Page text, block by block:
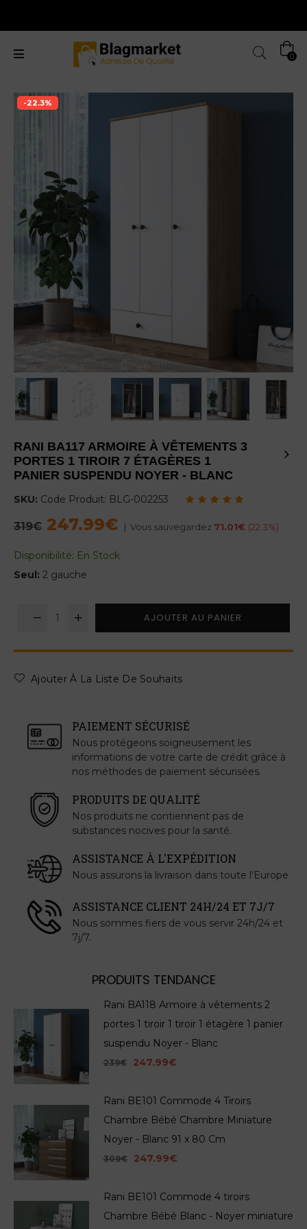
0
-22.3%
RANI BA117 ARMOIRE À VÊTEMENTS 3
PORTES 1 TIROIR 7 ÉTAGÈRES 1
PANIER SUSPENDU NOYER - BLANC
SKU: Code Produit: BLG-002253
Regular
319€ 247.99€ | Vous sauvegardez 71.01€ (22.3%)
Disponibilité: En Stock
Seul: 2 gauche
AJOUTER AU PANIER
Ajouter À La Liste De Souhaits
PAIEMENT SÉCURISÉ
Nous protégeons soigneusement les
informations de votre carte de crédit grâce à
nos méthodes de paiement sécurisées.
PRODUITS DE QUALITÉ
Nos produits ne contiennent pas de
substances nocives pour la santé.
ASSISTANCE À L'EXPÉDITION
Nous assurons la livraison dans toute l'Europe
ASSISTANCE CLIENT 24H/24 ET 7J/7
Nous sommes fiers de vous servir 24h/24 et
7j/7.
PRODUITS TENDANCE
Rani BA118 Armoire à vêtements 2
portes 1 tiroir 1 tiroir 1 étagère 1 panier
suspendu Noyer - Blanc
239€ 247.99€
Rani BE101 Commode 4 Tiroirs
Chambre Bébé Chambre Miniature
Noyer - Blanc 91 x 80 Cm
309€ 247.99€
Rani BE101 Commode 4 tiroirs
Chambre Bébé Blanc - Noyer miniature